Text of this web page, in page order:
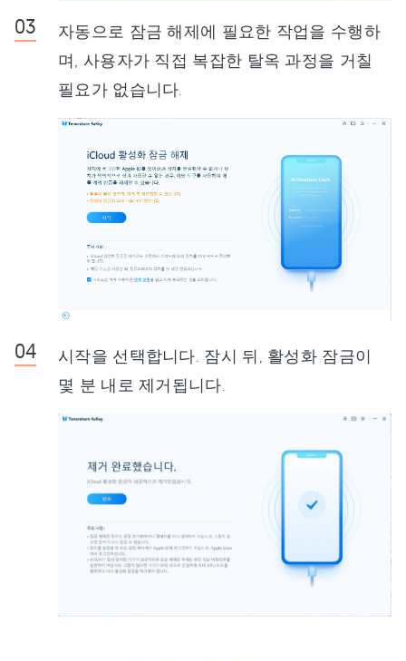
자동으로 잠금 해제에 필요한 작업을 수행하
며, 사용자가 직접 복잡한 탈옥 과정을 거칠
필요가 없습니다.
시작을 선택합니다. 잠시 뒤, 활성화 잠금이
몇 분 내로 제거됩니다.